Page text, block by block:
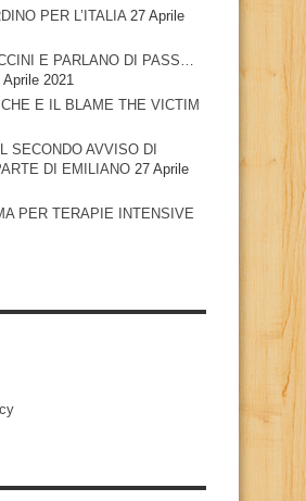
PER L’ITALIA 27 Aprile
E PARLANO DI PASS…
Aprile 2021
E IL BLAME THE VICTIM
SECONDO AVVISO DI
DI EMILIANO 27 Aprile
PER TERAPIE INTENSIVE